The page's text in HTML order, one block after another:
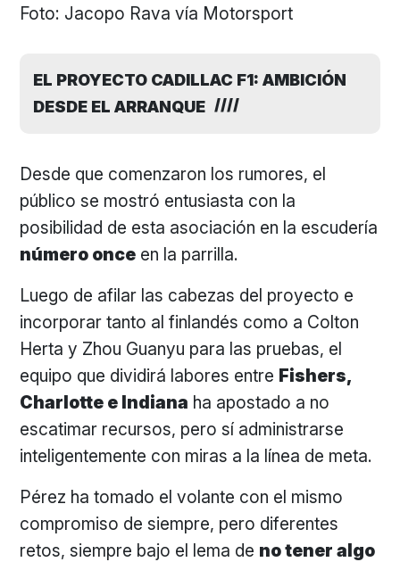
Foto: Jacopo Rava vía Motorsport
EL PROYECTO CADILLAC F1: AMBICIÓN
DESDE EL ARRANQUE
Desde que comenzaron los rumores, el
público se mostró entusiasta con la
posibilidad de esta asociación en la escudería
número once en la parrilla.
Luego de afilar las cabezas del proyecto e
incorporar tanto al finlandés como a Colton
Herta y Zhou Guanyu para las pruebas, el
equipo que dividirá labores entre Fishers,
Charlotte e Indiana ha apostado a no
escatimar recursos, pero sí administrarse
inteligentemente con miras a la línea de meta.
Pérez ha tomado el volante con el mismo
compromiso de siempre, pero diferentes
retos, siempre bajo el lema de no tener algo